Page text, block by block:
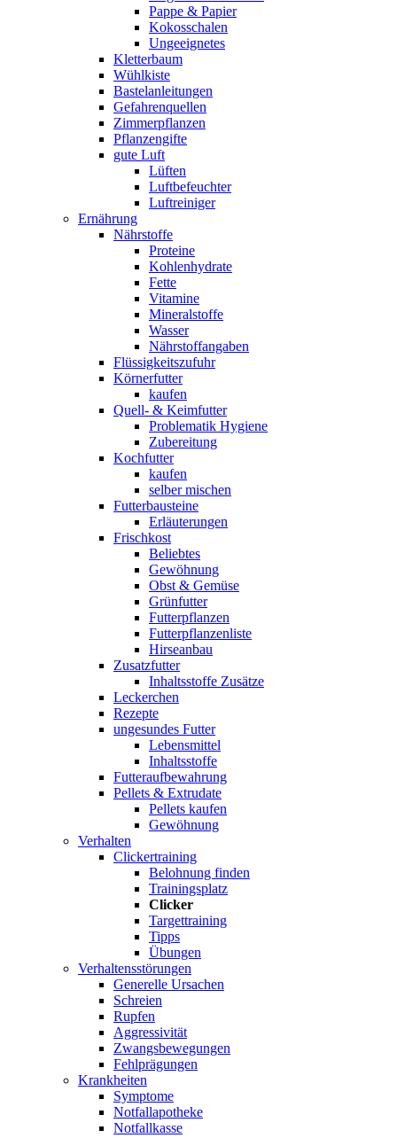
Pappe & Papier
Kokosschalen
Ungeeignetes
Kletterbaum
Wühlkiste
Bastelanleitungen
Gefahrenquellen
Zimmerpflanzen
Pflanzengifte
gute Luft
Lüften
Luftbefeuchter
Luftreiniger
Ernährung
Nährstoffe
Proteine
Kohlenhydrate
Fette
Vitamine
Mineralstoffe
Wasser
Nährstoffangaben
Flüssigkeitszufuhr
Körnerfutter
kaufen
Quell- & Keimfutter
Problematik Hygiene
Zubereitung
Kochfutter
kaufen
selber mischen
Futterbausteine
Erläuterungen
Frischkost
Beliebtes
Gewöhnung
Obst & Gemüse
Grünfutter
Futterpflanzen
Futterpflanzenliste
Hirseanbau
Zusatzfutter
Inhaltsstoffe Zusätze
Leckerchen
Rezepte
ungesundes Futter
Lebensmittel
Inhaltsstoffe
Futteraufbewahrung
Pellets & Extrudate
Pellets kaufen
Gewöhnung
Verhalten
Clickertraining
Belohnung finden
Trainingsplatz
Clicker
Targettraining
Tipps
Übungen
Verhaltensstörungen
Generelle Ursachen
Schreien
Rupfen
Aggressivität
Zwangsbewegungen
Fehlprägungen
Krankheiten
Symptome
Notfallapotheke
Notfallkasse